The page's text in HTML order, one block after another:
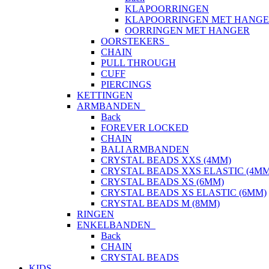
KLAPOORRINGEN
KLAPOORRINGEN MET
OORRINGEN MET HANGER
OORSTEKERS
CHAIN
PULL THROUGH
CUFF
PIERCINGS
KETTINGEN
ARMBANDEN
Back
FOREVER LOCKED
CHAIN
BALI ARMBANDEN
CRYSTAL BEADS XXS (4MM)
CRYSTAL BEADS XXS ELASTIC
CRYSTAL BEADS XS (6MM)
CRYSTAL BEADS XS ELASTIC (6MM)
CRYSTAL BEADS M (8MM)
RINGEN
ENKELBANDEN
Back
CHAIN
CRYSTAL BEADS